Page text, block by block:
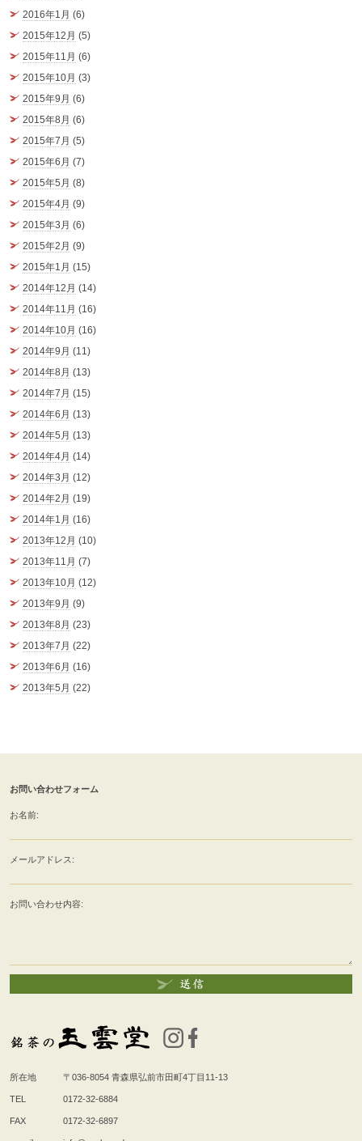
2016年1月 (6)
2015年12月 (5)
2015年11月 (6)
2015年10月 (3)
2015年9月 (6)
2015年8月 (6)
2015年7月 (5)
2015年6月 (7)
2015年5月 (8)
2015年4月 (9)
2015年3月 (6)
2015年2月 (9)
2015年1月 (15)
2014年12月 (14)
2014年11月 (16)
2014年10月 (16)
2014年9月 (11)
2014年8月 (13)
2014年7月 (15)
2014年6月 (13)
2014年5月 (13)
2014年4月 (14)
2014年3月 (12)
2014年2月 (19)
2014年1月 (16)
2013年12月 (10)
2013年11月 (7)
2013年10月 (12)
2013年9月 (9)
2013年8月 (23)
2013年7月 (22)
2013年6月 (16)
2013年5月 (22)
お問い合わせフォーム
お名前:
メールアドレス:
お問い合わせ内容:
所在地 〒036-8054 青森県弘前市田町4丁目11-13
TEL 0172-32-6884
FAX 0172-32-6897